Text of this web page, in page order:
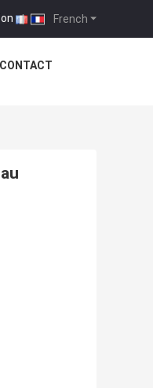
French
|
CONTACT